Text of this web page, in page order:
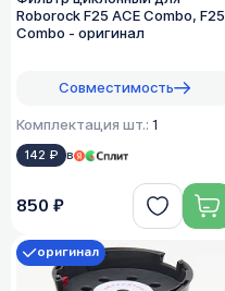
Roborock F25 ACE Combo, F25
Combo - оригинал
Совместимость
Комплектация шт.: 1
142 ₽ в
850 ₽
оригинал